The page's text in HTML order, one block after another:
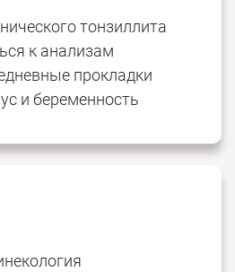
тонзиллита
к анализам
прокладки
и беременность